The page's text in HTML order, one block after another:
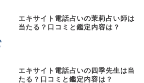
エキサイト電話占いの茉莉占い師は
当たる？口コミと鑑定内容は？
エキサイト電話占いの四季先生は当
たる？口コミと鑑定内容は？